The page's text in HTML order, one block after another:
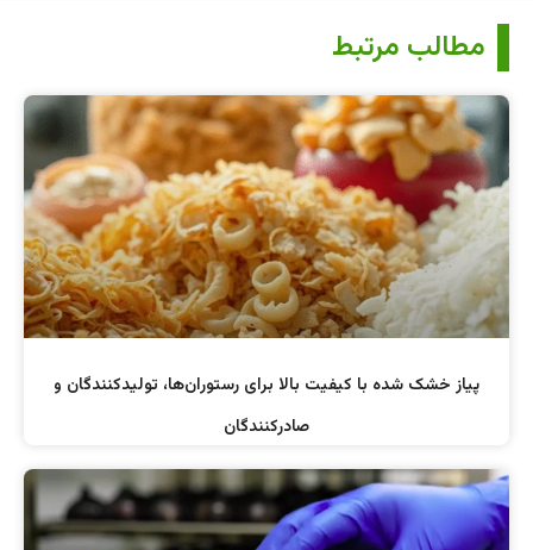
مطالب مرتبط
پیاز خشک شده با کیفیت بالا برای رستوران‌ها، تولیدکنندگان و
صادرکنندگان